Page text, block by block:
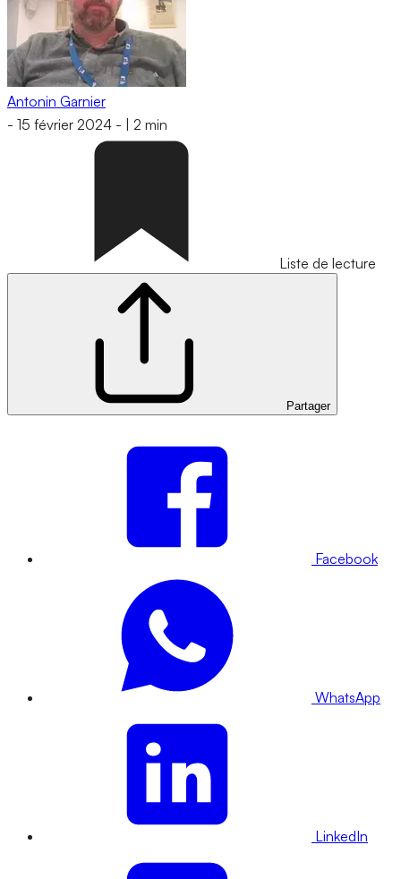
Antonin Garnier
- 15 février 2024 - 2 min
Liste de lecture
Partager
Facebook
WhatsApp
LinkedIn